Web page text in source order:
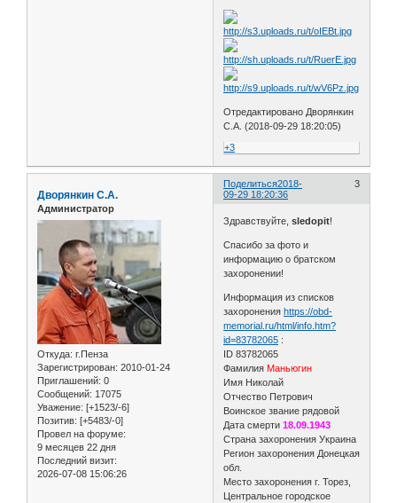
Отредактировано Дворянкин
С.А. (2018-09-29 18:20:05)
+3
Поделиться 3
2018-
09-29 18:20:36
Дворянкин С.А.
Администратор
Откуда: г.Пенза
Зарегистрирован: 2010-01-24
Приглашений: 0
Сообщений: 17075
Уважение: [+1523/-6]
Позитив: [+5483/-0]
Провел на форуме:
9 месяцев 22 дня
Последний визит:
2026-07-08 15:06:26
Здравствуйте,sledopit!
Спасибо за фото и
информацию о братском
захоронении!
Информация из списков
захороненияhttps://obd-
memorial.ru/html/info.htm?
id=83782065 :
ID 83782065
Фамилия Маньюгин
Имя Николай
Отчество Петрович
Воинское звание рядовой
Дата смерти18.09.1943
Страна захоронения Украина
Регион захоронения Донецкая
обл.
Место захоронения г. Торез,
Центральное городское